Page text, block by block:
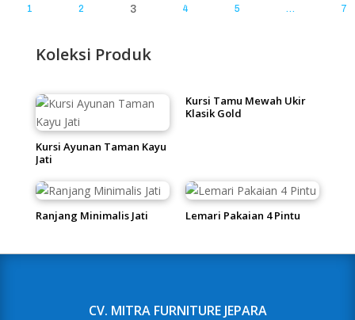
1 2 3 4 5 … 7
Koleksi Produk
Kursi Ayunan Taman Kayu
Jati
Kursi Tamu Mewah Ukir
Klasik Gold
Ranjang Minimalis Jati Lemari Pakaian 4 Pintu
CV. MITRA FURNITURE JEPARA